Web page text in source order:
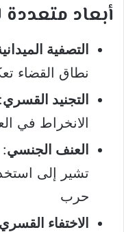
أبعاد متعددة
التصفية
نطاق القضاء
التجنيد القسري
الانخراط في
العنف الجنسي
تشير إلى
حرب
الاختفاء القسري